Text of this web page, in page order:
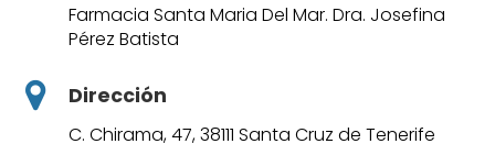
Farmacia Santa Maria Del Mar. Dra. Josefina
Pérez Batista
Dirección
C. Chirama, 47, 38111 Santa Cruz de Tenerife